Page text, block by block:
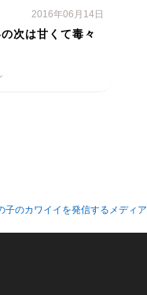
2016年06月14日
次は甘くて毒々
子のカワイイを発信するメディア